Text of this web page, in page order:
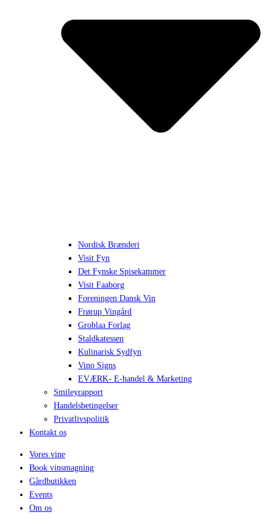
Nordisk Brænderi
Visit Fyn
Det Fynske Spisekammer
Visit Faaborg
Foreningen Dansk Vin
Frørup Vingård
Groblaa Forlag
Staldkatessen
Kulinarisk Sydfyn
Vino Signs
EVÆRK- E-handel & Marketing
Smileyrapport
Handelsbetingelser
Privatlivspolitik
Kontakt os
Vores vine
Book vinsmagning
Gårdbutikken
Events
Om os